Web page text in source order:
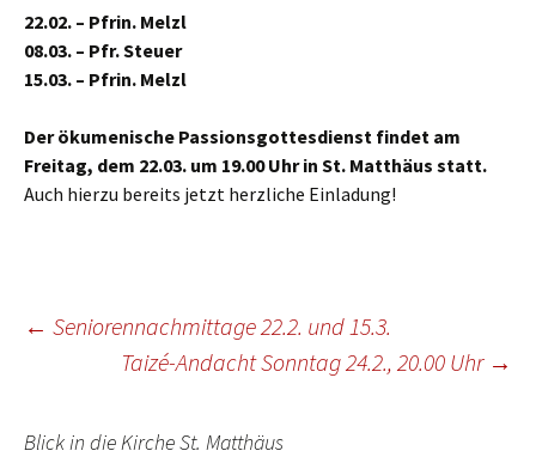
22.02. – Pfrin. Melzl
08.03. – Pfr. Steuer
15.03. – Pfrin. Melzl
Der ökumenische Passionsgottesdienst findet am
Freitag, dem 22.03. um 19.00 Uhr in St. Matthäus statt.
Auch hierzu bereits jetzt herzliche Einladung!
Beitragsnavigation
← Seniorennachmittage 22.2. und 15.3.
Taizé-Andacht Sonntag 24.2., 20.00 Uhr →
Blick in die Kirche St. Matthäus